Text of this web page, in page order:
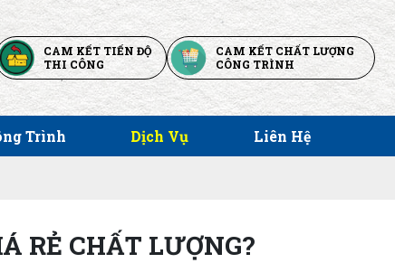
CAM KẾT TIẾN ĐỘ
THI CÔNG
CAM KẾT CHẤT LƯỢNG
CÔNG TRÌNH
Trình Dịch Vụ Liên Hệ
RẺ CHẤT LƯỢNG?